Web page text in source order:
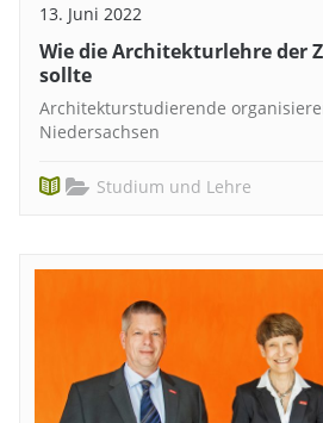
13. Juni 2022
Wie die Architekturlehre der
sollte
Architekturstudierende
Niedersachsen
Studium und Lehre